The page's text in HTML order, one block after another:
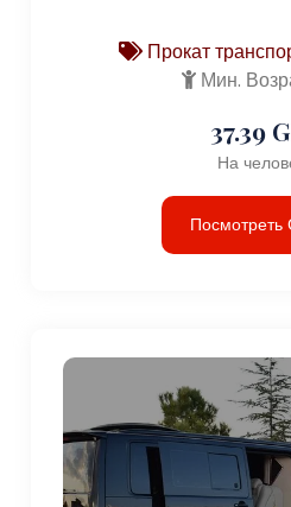
Прокат
Мин.
37.39
На
Посмотреть